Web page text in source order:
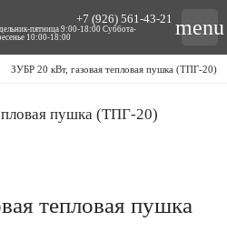
ЗУБР 20 кВт, газовая тепловая пушка (ТПГ-20)
тепловая пушка
+7 (926) 561-43-21
пятница 9:00-18:00 Суббота-
10:00-18:00
menu